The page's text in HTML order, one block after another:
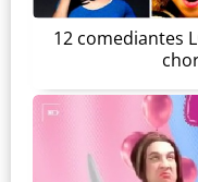
12 comediantes